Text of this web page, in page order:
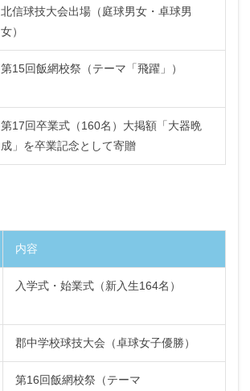
北信球技大会出場（庭球男女・卓球男
女）
第15回飯網校祭（テーマ「飛躍」）
第17回卒業式（160名）大掲額「大器晩
成」を卒業記念として寄贈
内容
入学式・始業式（新入生164名）
郡中学校球技大会（卓球女子優勝）
第16回飯網校祭（テーマ